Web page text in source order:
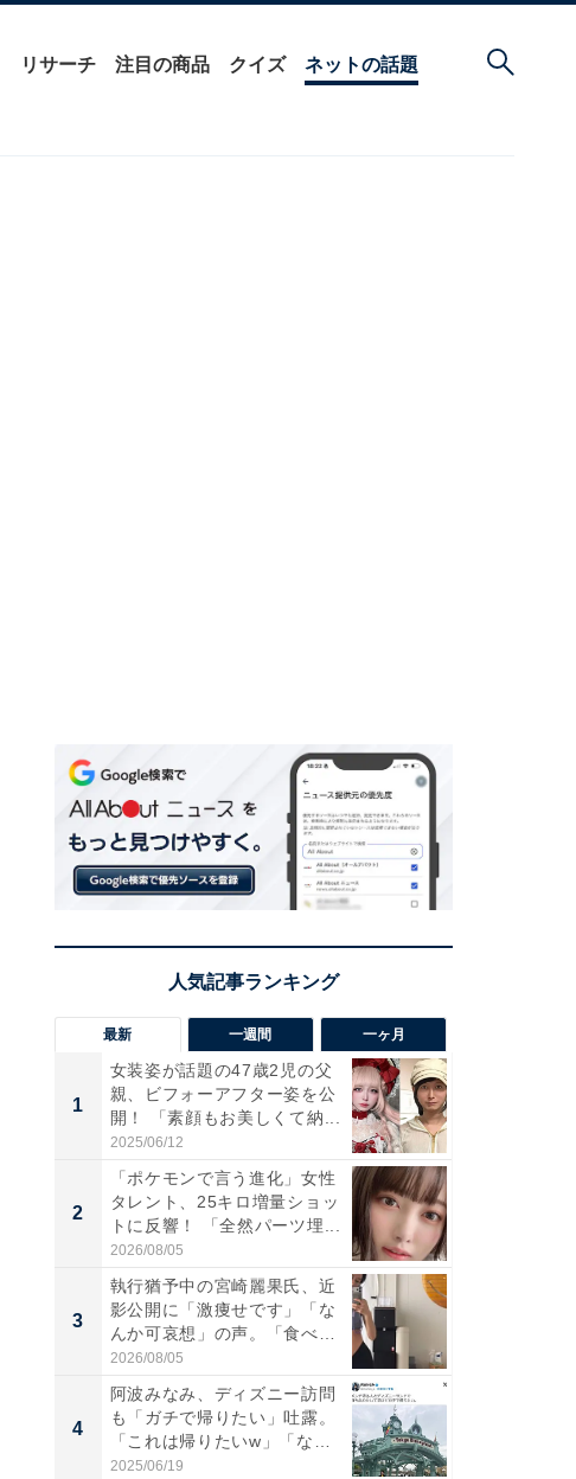
リサーチ 注目の商品 クイズ ネットの話題
最新 一週間 一ヶ月
1
女装姿が話題の47歳2児の父
親、ビフォーアフター姿を公
開！ 「素顔もお美しくて納...
2025/06/12
2
「ポケモンで言う進化」女性
タレント、25キロ増量ショッ
トに反響！ 「全然パーツ埋...
2026/08/05
3
執行猶予中の宮崎麗果氏、近
影公開に「激痩せです」「な
んか可哀想」の声。「食べら
れ...
2026/08/05
4
阿波みなみ、ディズニー訪問
も「ガチで帰りたい」吐露。
「これは帰りたいw」「なん
ち...
2025/06/19